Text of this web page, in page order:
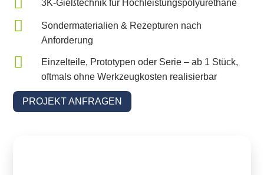
3K-Gießtechnik für Hochleistungspolyurethane

Sondermaterialien & Rezepturen nach
Anforderung

Einzelteile, Prototypen oder Serie – ab 1 Stück,
oftmals ohne Werkzeugkosten realisierbar
PROJEKT ANFRAGEN